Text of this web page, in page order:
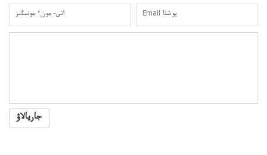
جاريالاۋ